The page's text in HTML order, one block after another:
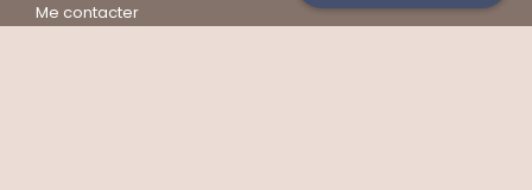
Me contacter